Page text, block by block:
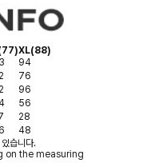
XL(88)
94
76
96
56
28
48
습니다.
on the measuring